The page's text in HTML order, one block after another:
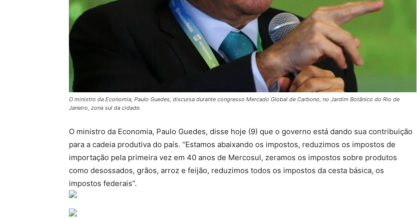
O ministro da Economia, Paulo Guedes, discursa durante congresso Mercado Global de Carbono, no Jardim Botânico do Rio de
Janeiro, zona sul da cidade.
O ministro da Economia, Paulo Guedes, disse hoje (9) que o governo está dando sua contribuição
para a cadeia produtiva do país. “Estamos abaixando os impostos, reduzimos os impostos de
importação pela primeira vez em 40 anos de Mercosul, zeramos os impostos sobre produtos
como desossados, grãos, arroz e feijão, reduzimos todos os impostos da cesta básica, os
impostos federais”.